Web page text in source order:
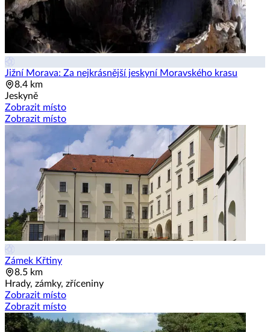
Jižní Morava: Za nejkrásnější jeskyní Moravského krasu
8.4 km
Jeskyně
Zobrazit místo
Zobrazit místo
Zámek Křtiny
8.5 km
Hrady, zámky, zříceniny
Zobrazit místo
Zobrazit místo